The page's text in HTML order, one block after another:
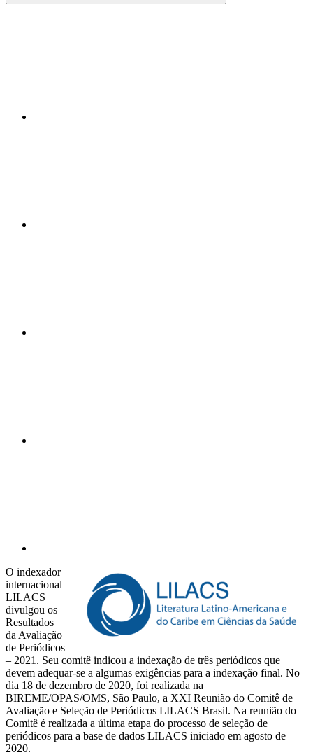
Compartilhar
O indexador
internacional
LILACS
divulgou os
Resultados
da Avaliação
de Periódicos
– 2021. Seu comitê indicou a indexação de três periódicos que
devem adequar-se a algumas exigências para a indexação final. No
dia 18 de dezembro de 2020, foi realizada na
BIREME/OPAS/OMS, São Paulo, a XXI Reunião do Comitê de
Avaliação e Seleção de Periódicos LILACS Brasil. Na reunião do
Comitê é realizada a última etapa do processo de seleção de
periódicos para a base de dados LILACS iniciado em agosto de
2020.